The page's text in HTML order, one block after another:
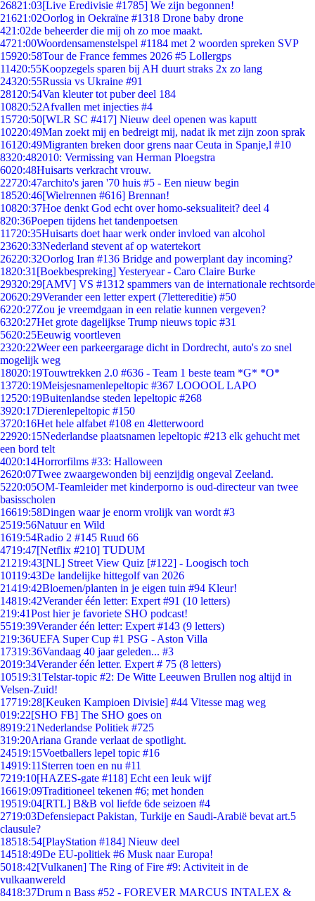
26821:03[Live Eredivisie #1785] We zijn begonnen!
21621:02Oorlog in Oekraïne #1318 Drone baby drone
421:02de beheerder die mij oh zo moe maakt.
4721:00Woordensamenstelspel #1184 met 2 woorden spreken SVP
15920:58Tour de France femmes 2026 #5 Lollergps
11420:55Koopzegels sparen bij AH duurt straks 2x zo lang
24320:55Russia vs Ukraine #91
281 20:54Van kleuter tot puber deel 184
10820:52Afvallen met injecties #4
15720:50[WLR SC #417] Nieuw deel openen was kaputt
10220:49Man zoekt mij en bedreigt mij, nadat ik met zijn zoon sprak
161 20:49Migranten breken door grens naar Ceuta in Spanje,l #10
8320:482010: Vermissing van Herman Ploegstra
6020:48Huisarts verkracht vrouw.
22720:47archito's jaren '70 huis #5 - Een nieuw begin
18520:46[Wielrennen #616] Brennan!
10820:37Hoe denkt God echt over homo-seksualiteit? deel 4
820:36Poepen tijdens het tandenpoetsen
11720:35Huisarts doet haar werk onder invloed van alcohol
23620:33Nederland stevent af op watertekort
26220:32Oorlog Iran #136 Bridge and powerplant day incoming?
1820:31 [Boekbespreking] Yesteryear - Caro Claire Burke
29320:29[AMV] VS #1312 spammers van de internationale rechtsorde
20620:29Verander een letter expert (7lettereditie) #50
6220:27Zou je vreemdgaan in een relatie kunnen vergeven?
6320:27Het grote dagelijkse Trump nieuws topic #31
5620:25Eeuwig voortleven
2320:22Weer een parkeergarage dicht in Dordrecht, auto's zo snel
mogelijk weg
18020:19Touwtrekken 2.0 #636 - Team 1 beste team *G* *O*
13720:19Meisjesnamenlepeltopic #367 LOOOOL LAPO
12520:19Buitenlandse steden lepeltopic #268
3920:17Dierenlepeltopic #150
3720:16Het hele alfabet #108 en 4letterwoord
22920:15Nederlandse plaatsnamen lepeltopic #213 elk gehucht met
een bord telt
4020:14Horrorfilms #33: Halloween
2620:07Twee zwaargewonden bij eenzijdig ongeval Zeeland.
5220:05OM-Teamleider met kinderporno is oud-directeur van twee
basisscholen
16619:58Dingen waar je enorm vrolijk van wordt #3
2519:56Natuur en Wild
1619:54Radio 2 #145 Ruud 66
4719:47[Netflix #210] TUDUM
21219:43[NL] Street View Quiz [#122] - Loogisch toch
10119:43De landelijke hittegolf van 2026
21419:42Bloemen/planten in je eigen tuin #94 Kleur!
14819:42Verander één letter: Expert #91 (10 letters)
219:41Post hier je favoriete SHO podcast!
5519:39Verander één letter: Expert #143 (9 letters)
219:36UEFA Super Cup #1 PSG - Aston Villa
17319:36Vandaag 40 jaar geleden... #3
2019:34Verander één letter. Expert # 75 (8 letters)
10519:31Telstar-topic #2: De Witte Leeuwen Brullen nog altijd in
Velsen-Zuid!
17719:28[Keuken Kampioen Divisie] #44 Vitesse mag weg
019:22[SHO FB] The SHO goes on
8919:21Nederlandse Politiek #725
319:20Ariana Grande verlaat de spotlight.
24519:15Voetballers lepel topic #16
14919:11 Sterren toen en nu #11
7219:10[HAZES-gate #118] Echt een leuk wijf
16619:09Traditioneel tekenen #6; met honden
19519:04[RTL] B&B vol liefde 6de seizoen #4
2719:03Defensiepact Pakistan, Turkije en Saudi-Arabië bevat art.5
clausule?
18518:54[PlayStation #184] Nieuw deel
14518:49De EU-politiek #6 Musk naar Europa!
5018:42[Vulkanen] The Ring of Fire #9: Activiteit in de
vulkaanwereld
8418:37Drum n Bass #52 - FOREVER MARCUS INTALEX &